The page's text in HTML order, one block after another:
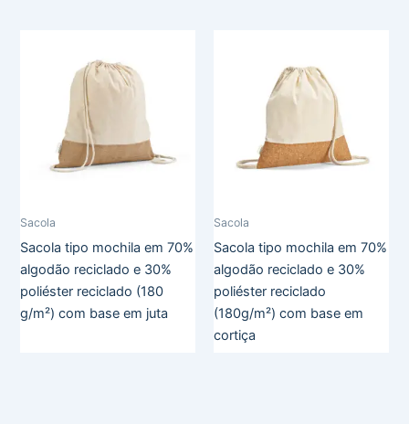
Sacola
Sacola tipo mochila em 70%
algodão reciclado e 30%
poliéster reciclado (180
g/m²) com base em juta
Sacola
Sacola tipo mochila em 70%
algodão reciclado e 30%
poliéster reciclado
(180g/m²) com base em
cortiça